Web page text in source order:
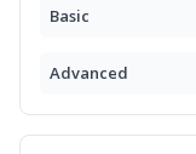
Basic
Advanced